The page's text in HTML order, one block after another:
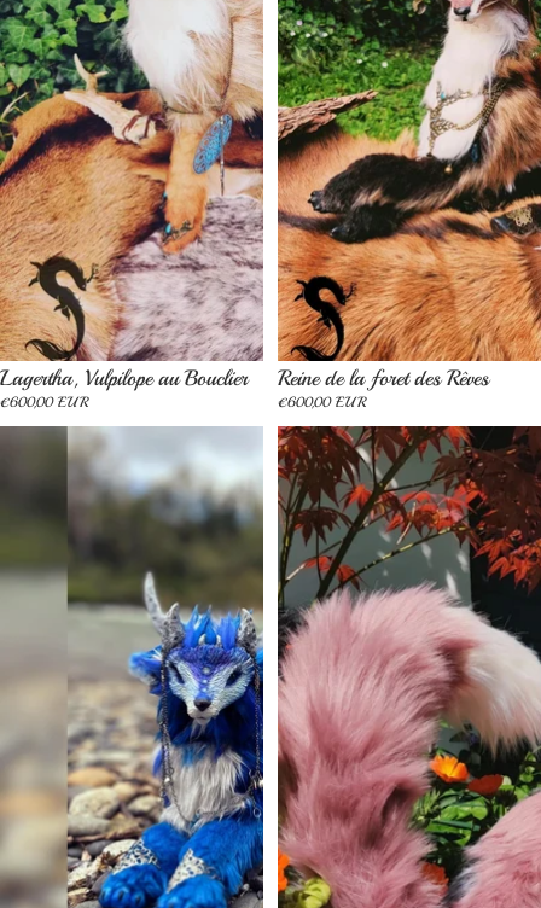
Épuisé
Lagertha, Vulpilope au Bouclier
€600,00 EUR
Épuisé
Reine de la foret des Rêves
€600,00 EUR